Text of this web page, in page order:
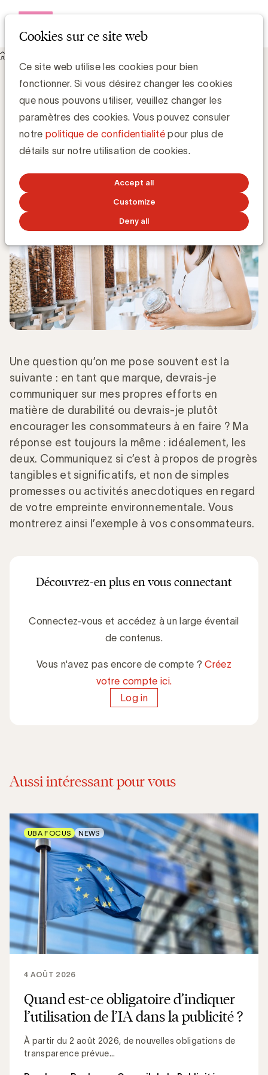
Cookies sur ce site web
Ce site web utilise les cookies pour bien
fonctionner. Si vous désirez changer les cookies
que nous pouvons utiliser, veuillez changer les
paramètres des cookies. Vous pouvez consuler
notre politique de confidentialitépour plus de
détails sur notre utilisation de cookies.
Accept all
Customize
Deny all
Le win-win-win de la consommation
durable
Fred Dorsimont, Behaven
Une question qu’on me pose souvent est la
suivante : en tant que marque, devrais-je
communiquer sur mes propres efforts en
matière de durabilité ou devrais-je plutôt
encourager les consommateurs à en faire ? Ma
réponse est toujours la même : idéalement, les
deux. Communiquez si c’est à propos de progrès
tangibles et significatifs, et non de simples
promesses ou activités anecdotiques en regard
de votre empreinte environnementale. Vous
montrerez ainsi l’exemple à vos consommateurs.
Découvrez-en plus en vous connectant
Connectez-vous et accédez à un large éventail
de contenus.
Vous n'avez pas encore de compte ?Créez
votre compte ici.
Log in
Aussi intéressant pour vous
Quand est-ce obligatoire d’indiquer
l’utilisation de l’IA dans la publicité ?
À partir du 2 août 2026, de nouvelles obligations de
transparence prévue...
4 AOÛT 2026
UBA FOCUS NEWS